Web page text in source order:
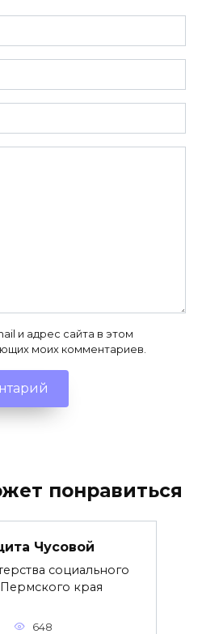
и адрес сайта в этом
моих комментариев.
понравиться
Чусовой
социального
края
648